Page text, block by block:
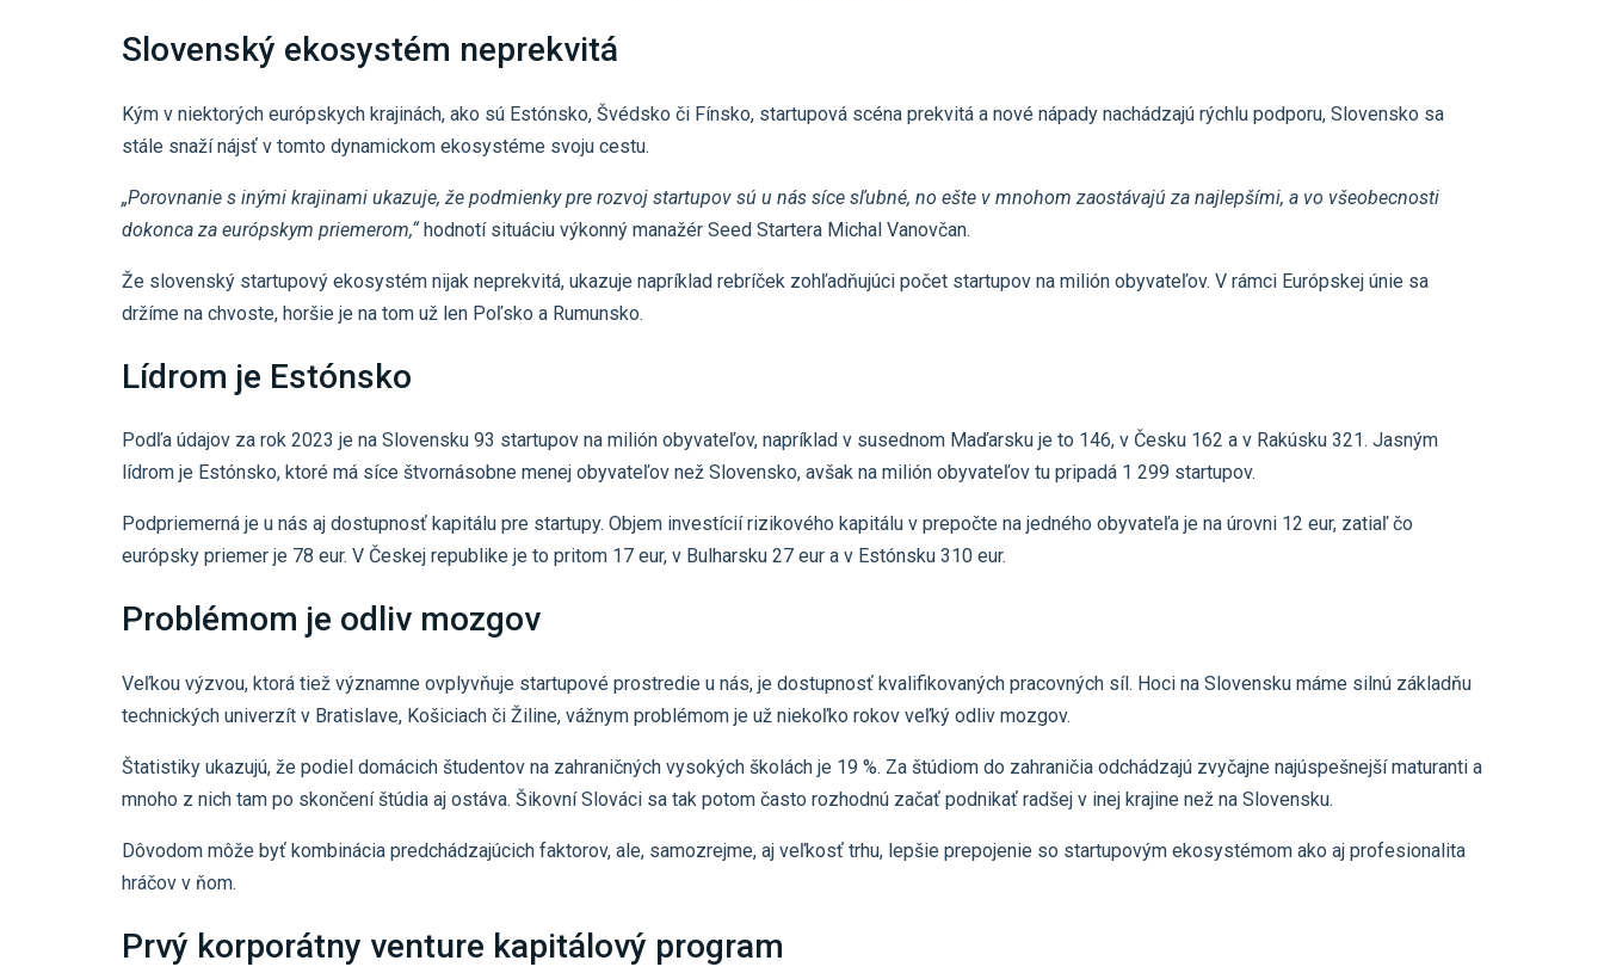
Slovenský ekosystém neprekvitá
Kým v niektorých európskych krajinách, ako sú Estónsko, Švédsko či Fínsko, startupová scéna prekvitá a nové nápady nachádzajú rýchlu podporu, Slovensko sa
stále snaží nájsť v tomto dynamickom ekosystéme svoju cestu.
„Porovnanie s inými krajinami ukazuje, že podmienky pre rozvoj startupov sú u nás síce sľubné, no ešte v mnohom zaostávajú za najlepšími, a vo všeobecnosti
dokonca za európskym priemerom,“hodnotí situáciu výkonný manažér Seed Startera Michal Vanovčan.
Že slovenský startupový ekosystém nijak neprekvitá, ukazuje napríklad rebríček zohľadňujúci počet startupov na milión obyvateľov. V rámci Európskej únie sa
držíme na chvoste, horšie je na tom už len Poľsko a Rumunsko.
Lídrom je Estónsko
Podľa údajov za rok 2023 je na Slovensku 93 startupov na milión obyvateľov, napríklad v susednom Maďarsku je to 146, v Česku 162 a v Rakúsku 321. Jasným
lídrom je Estónsko, ktoré má síce štvornásobne menej obyvateľov než Slovensko, avšak na milión obyvateľov tu pripadá 1 299 startupov.
Podpriemerná je u nás aj dostupnosť kapitálu pre startupy. Objem investícií rizikového kapitálu v prepočte na jedného obyvateľa je na úrovni 12 eur, zatiaľ čo
európsky priemer je 78 eur. V Českej republike je to pritom 17 eur, v Bulharsku 27 eur a v Estónsku 310 eur.
Problémom je odliv mozgov
Veľkou výzvou, ktorá tiež významne ovplyvňuje startupové prostredie u nás, je dostupnosť kvalifikovaných pracovných síl. Hoci na Slovensku máme silnú základňu
technických univerzít v Bratislave, Košiciach či Žiline, vážnym problémom je už niekoľko rokov veľký odliv mozgov.
Štatistiky ukazujú, že podiel domácich študentov na zahraničných vysokých školách je 19 %. Za štúdiom do zahraničia odchádzajú zvyčajne najúspešnejší maturanti a
mnoho z nich tam po skončení štúdia aj ostáva. Šikovní Slováci sa tak potom často rozhodnú začať podnikať radšej v inej krajine než na Slovensku.
Dôvodom môže byť kombinácia predchádzajúcich faktorov, ale, samozrejme, aj veľkosť trhu, lepšie prepojenie so startupovým ekosystémom ako aj profesionalita
hráčov v ňom.
Prvý korporátny venture kapitálový program